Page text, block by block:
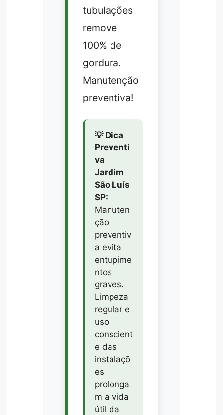
tubulações
remove
100% de
gordura.
Manutenção
preventiva!
💡 Dica
Preventi
va
Jardim
São Luís
SP:
Manuten
ção
preventiv
a evita
entupime
ntos
graves.
Limpeza
regular e
uso
conscient
e das
instalaçõ
es
prolonga
m a vida
útil da